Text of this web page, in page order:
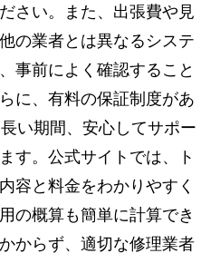
さい。また、出張費や見
の業者とは異なるシステ
事前によく確認すること
に、有料の保証制度があ
い期間、安心してサポー
す。公式サイトでは、ト
容と料金をわかりやすく
の概算も簡単に計算でき
からず、適切な修理業者